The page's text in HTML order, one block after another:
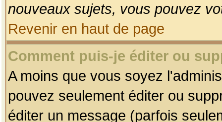
nouveaux sujets, vous pouvez
Revenir en haut de page
Comment puis-je éditer ou
A moins que vous soyez
pouvez seulement éditer ou
éditer un message (parfois